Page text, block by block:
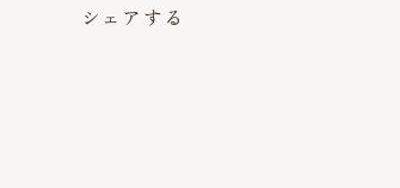
シェアする